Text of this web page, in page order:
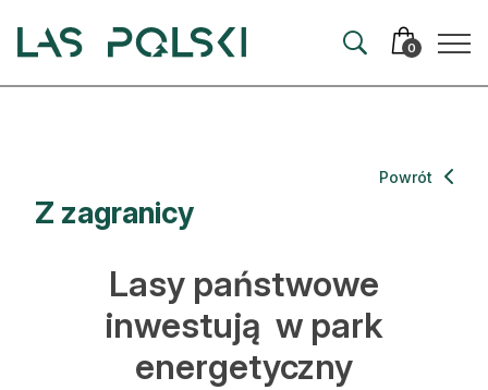
0
Artykuły
Hodowla lasu
Ochrona lasu
Nowe technologie
Z zagranicy
Powrót
Lasy państwowe
inwestują w park
energetyczny